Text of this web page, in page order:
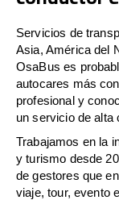
Servicios de
Asia, América del
OsaBus es
autocares más
profesional y
un servicio de alta
Trabajamos en la
y turismo desde
de gestores que
viaje, tour, evento